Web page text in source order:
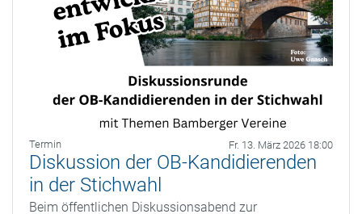
Termin Fr. 13. März 2026 18:00
Diskussion der OB-Kandidierenden
in der Stichwahl
Beim öffentlichen Diskussionsabend zur